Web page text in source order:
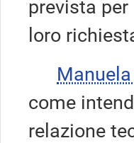
prevista
loro
Manuela
come
relazione